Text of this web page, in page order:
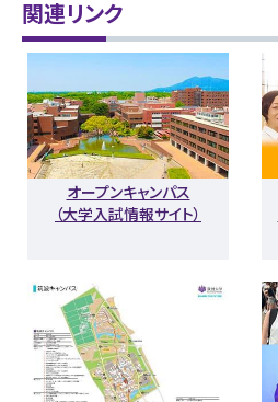
て
春季・夏季・冬季休業期間＆入試
関連リンク
オープンキャンパス
（大学入試情報サイト）